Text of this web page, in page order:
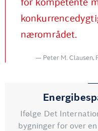
for kompetente
nærområdet.
Peter M. Clausen,
Ifølge Det
bygninger for over